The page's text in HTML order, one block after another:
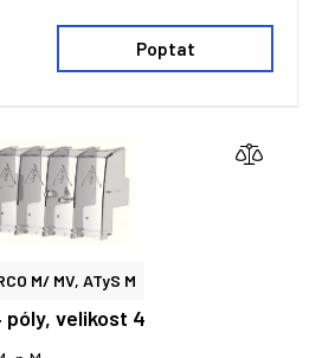
Poptat
M/ MV, ATyS M
velikost 4